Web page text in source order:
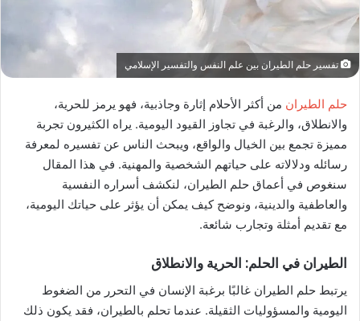
تفسير حلم الطيران بين علم النفس والتفسير الإسلامي
حلم الطيران من أكثر الأحلام إثارة وجاذبية، فهو يرمز للحرية،
والانطلاق، والرغبة في تجاوز القيود اليومية. يراه الكثيرون تجربة
مميزة تجمع بين الخيال والواقع، ويبحث الناس عن تفسيره لمعرفة
رسائله ودلالاته على حياتهم الشخصية والمهنية. في هذا المقال
سنغوص في أعماق حلم الطيران، لنكشف أسراره النفسية
والعاطفية والدينية، ونوضح كيف يمكن أن يؤثر على حياتك اليومية،
مع تقديم أمثلة وتجارب شائعة.
الطيران في الحلم: الحرية والانطلاق
يرتبط حلم الطيران غالبًا برغبة الإنسان في التحرر من الضغوط
اليومية والمسؤوليات الثقيلة. عندما تحلم بالطيران، فقد يكون ذلك